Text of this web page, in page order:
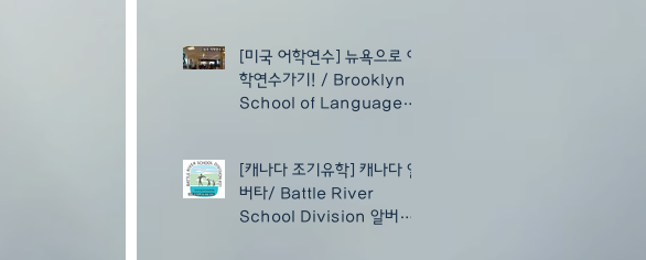
[미국 어학연수] 뉴욕으로 어
학연수가기! / Brooklyn
School of Languages
[캐나다 조기유학] 캐나다 알
버타/ Battle River
School Division 알버타